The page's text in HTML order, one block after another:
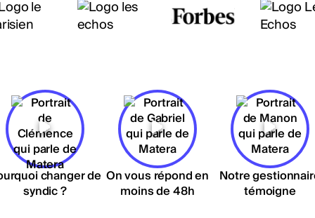
changer de
syndic ?
On vous répond en
moins de 48h
Notre
témoigne